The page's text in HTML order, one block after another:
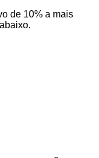
de 10% a mais